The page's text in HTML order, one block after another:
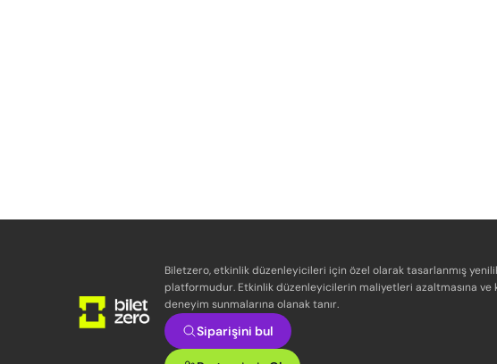
Biletzero, etkinlik düzenleyicileri için özel olarak tasarlanmış
platformudur. Etkinlik düzenleyicilerin maliyetleri azaltmasına ve
deneyim sunmalarına olanak tanır.
Siparişini bul